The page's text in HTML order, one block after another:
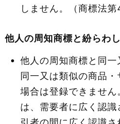
しません。（商標法第
他人の周知商標と紛らわ
他人の周知商標と同一
同一又は類似の商品
場合は登録できませ
は、需要者に広く認